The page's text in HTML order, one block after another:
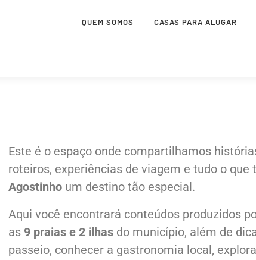
QUEM SOMOS CASAS PARA ALUGAR
Este é o espaço onde compartilhamos
roteiros, experiências de viagem e tudo o que
Agostinhoum destino tão especial.
Aqui você encontrará conteúdos produzidos
as 9 praias e 2 ilhasdo município, além de
passeio, conhecer a gastronomia local,